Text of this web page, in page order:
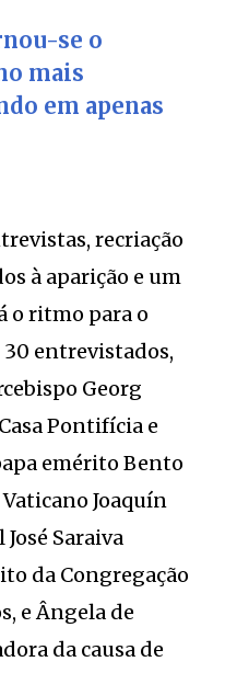
se o
mais
em apenas
recriação
à aparição e um
o ritmo para o
entrevistados,
Georg
Pontifícia e
emérito Bento
Joaquín
Saraiva
da Congregação
e Ângela de
da causa de